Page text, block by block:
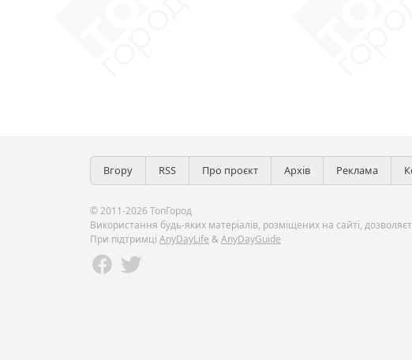
Вгору RSS Про проєкт Архів Реклама
© 2011-2026 ТопГород
Використання будь-яких матеріалів, розміщених на сайті,
При підтримці AnyDayLife &AnyDayGuide